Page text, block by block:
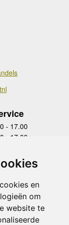
en
om
website te
- 17.00
- 17.00
- 17.00
- 17.00